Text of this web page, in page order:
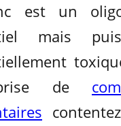
est un
mais
de